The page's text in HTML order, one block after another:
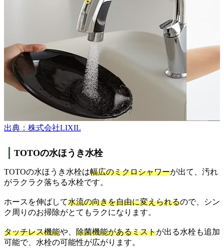
出典：株式会社LIXIL
TOTOの水ほうき水栓
TOTOの水ほうき水栓は幅広のミクロシャワーが出て、汚れ
がラクラク落ちる水栓です。
ホースを伸ばして水流の向きを自由に変えられるので、シン
ク周りのお掃除がとてもラクになります。
タッチレス機能や、 除菌機能があるミストが出る水栓も追加
可能で、水栓の可能性が広がります。